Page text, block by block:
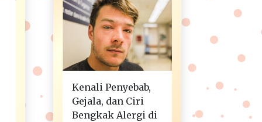
Kenali Penyebab,
Gejala, dan Ciri
Bengkak Alergi di